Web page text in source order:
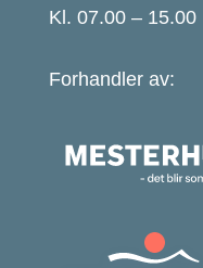
Kl. 07.00 – 15.00
Forhandler av: